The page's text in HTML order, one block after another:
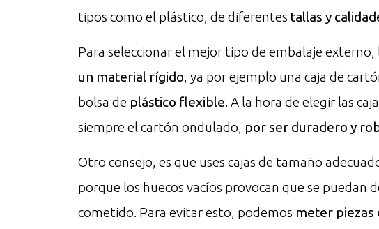
tipos como el plástico, de diferentes tallas y
Para seleccionar el mejor tipo de embalaje externo,
un material rígido, ya por ejemplo una caja de
bolsa de plástico flexible. A la hora de elegir las
siempre el cartón ondulado, por ser duradero y
Otro consejo, es que uses cajas de tamaño
porque los huecos vacíos provocan que se
cometido. Para evitar esto, podemos meter piezas